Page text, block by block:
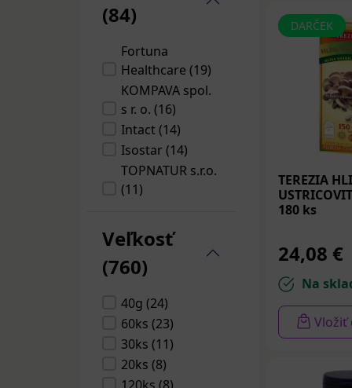
(84)
Fortuna
Healthcare (19)
KOMPAVA spol.
s r. o. (16)
Intact (14)
Isostar (14)
TOPNATUR s.r.o.
(11)
Livsane (7)
Kompava (6)
BioTech USA Kft.
Jamieson
Laboratories (6)
GENERICA (5)
Barny´s (5)
Veľkosť
(760)
40g (24)
60ks (23)
30ks (11)
20ks (8)
DARČEK
TEREZIA
180 ks
24,08 €
Na
Vložiť